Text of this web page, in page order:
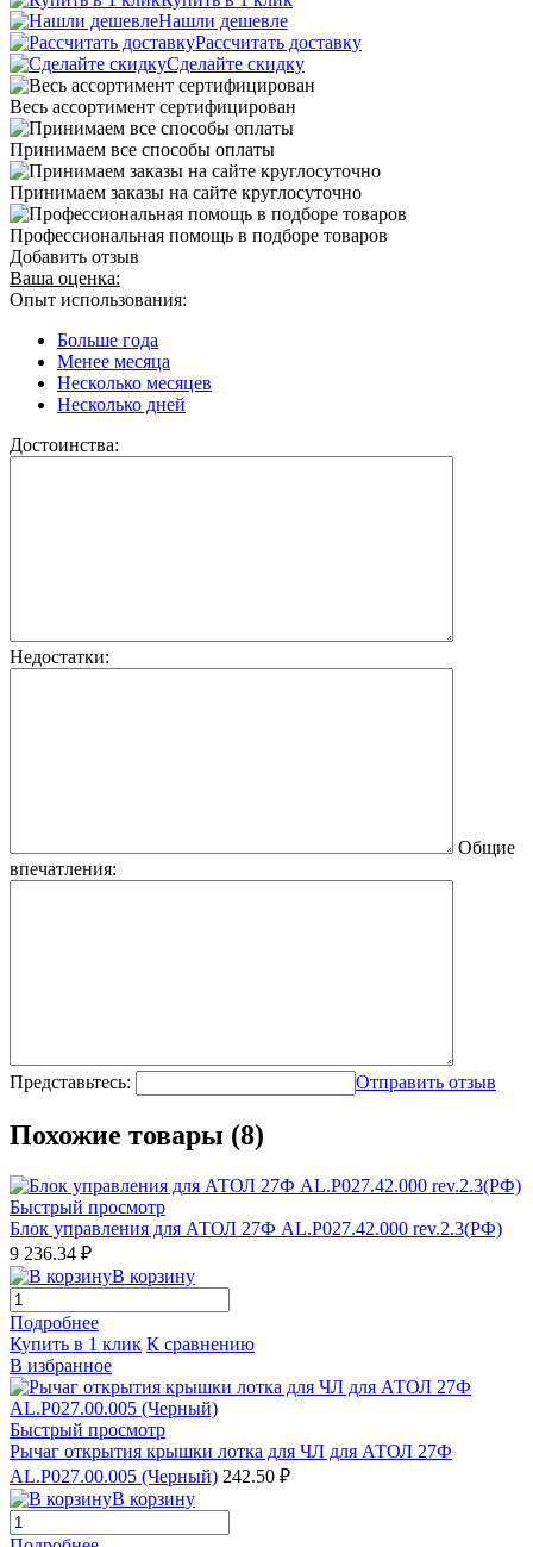
Нашли дешевле
Рассчитать доставку
Сделайте скидку
Весь ассортимент сертифицирован
Принимаем все способы оплаты
Принимаем заказы на сайте круглосуточно
Профессиональная помощь в подборе товаров
Добавить отзыв
Ваша оценка:
Опыт использования:
Больше года
Менее месяца
Несколько месяцев
Несколько дней
Достоинства:
Недостатки:
Общие
впечатления:
Представьтесь: Отправить отзыв
Похожие товары (8)
Быстрый просмотр
Блок управления для АТОЛ 27Ф AL.P027.42.000 rev.2.3(РФ)
9 236.34 ₽
В корзину
Подробнее
Купить в 1 клик К сравнению
В избранное
Быстрый просмотр
Рычаг открытия крышки лотка для ЧЛ для АТОЛ 27Ф
AL.P027.00.005 (Черный) 242.50 ₽
В корзину